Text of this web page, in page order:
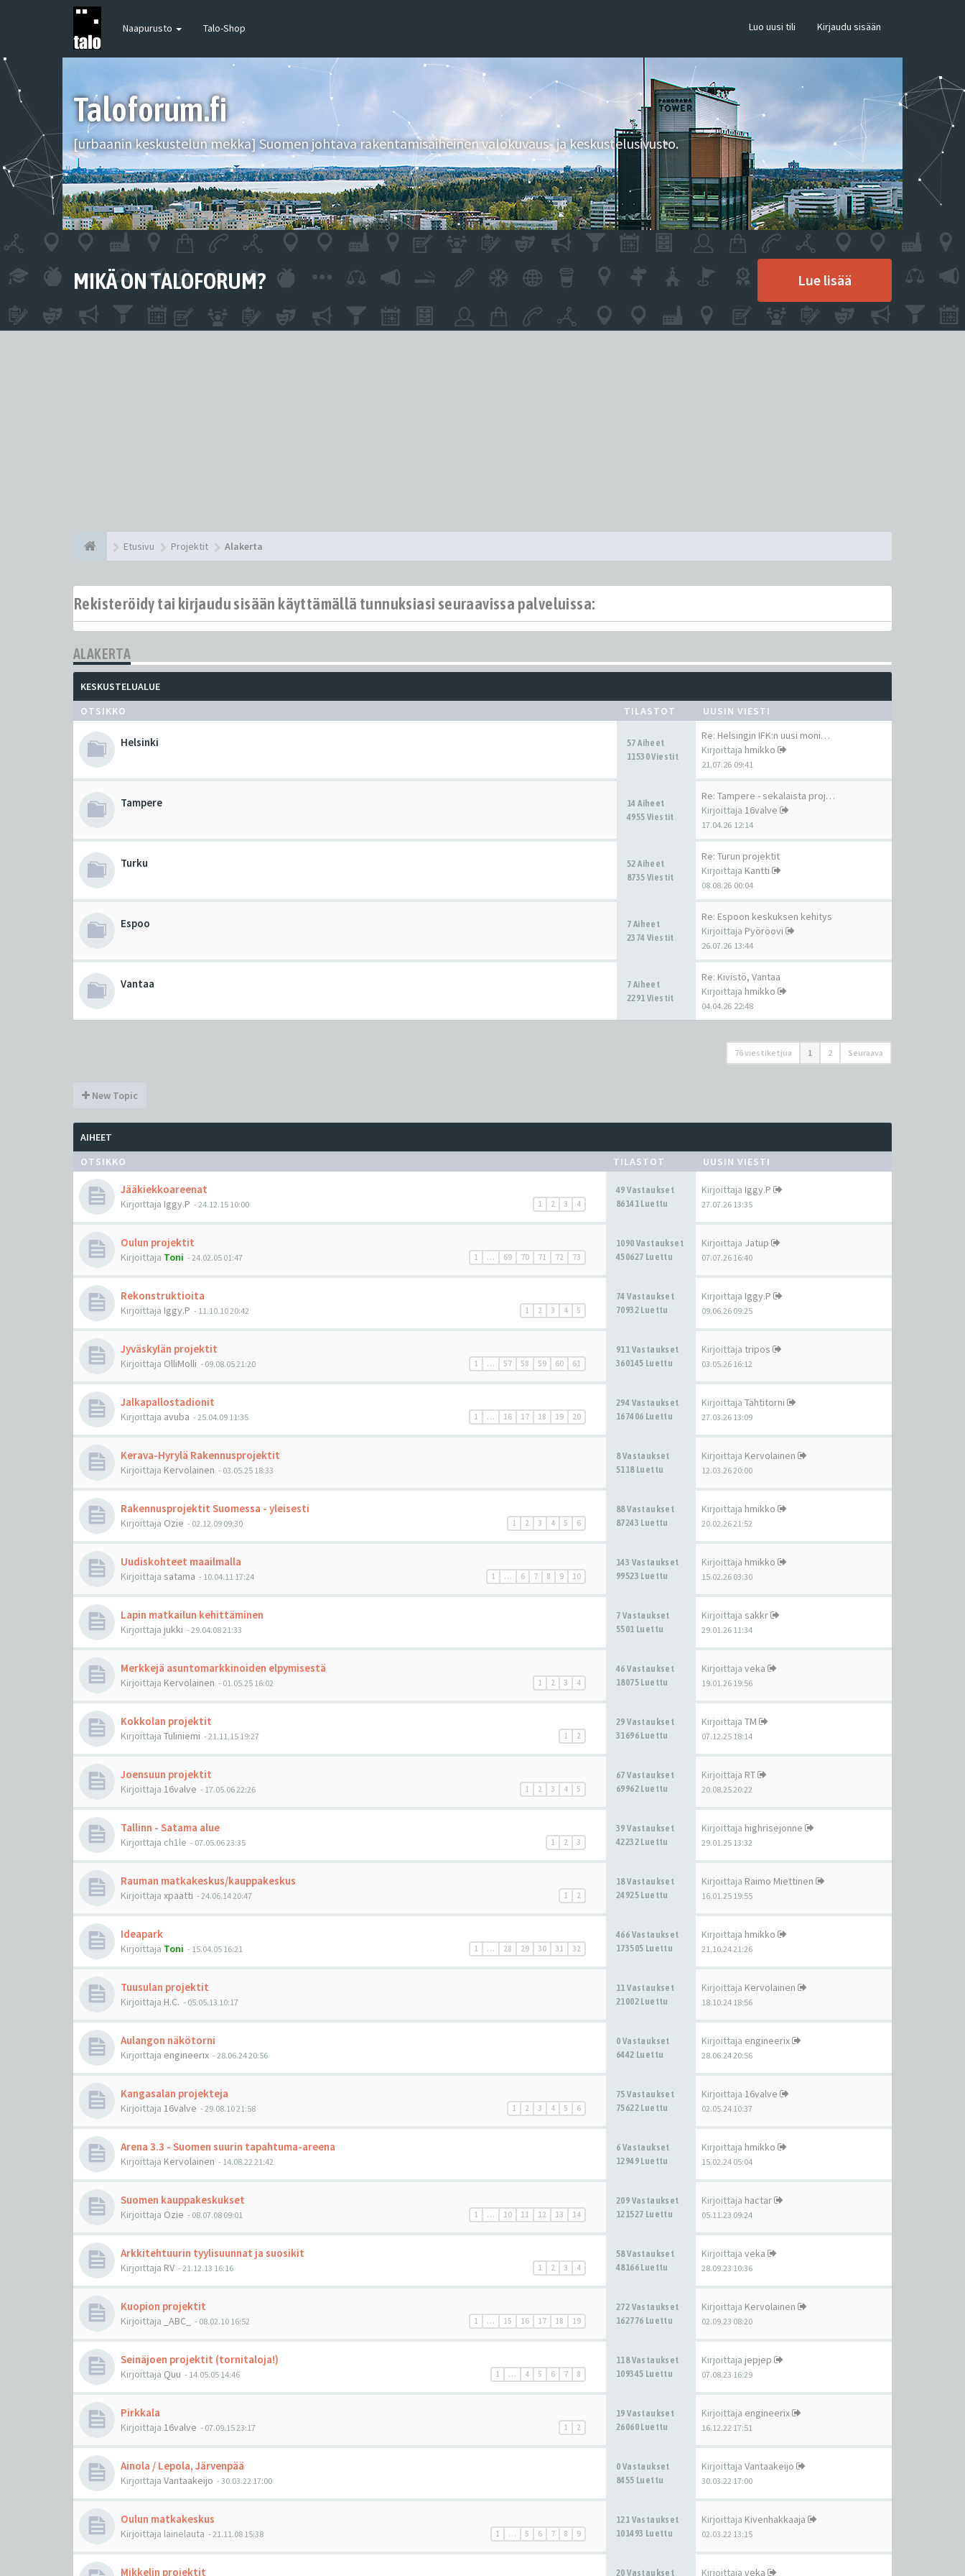
Naapurusto Talo-Shop Luo uusi tili Kirjaudu sisään
Taloforum.fi
[urbaanin keskustelun mekka] Suomen johtava rakentamisaiheinen valokuvaus- ja keskustelusivusto.
MIKÄ ON TALOFORUM? Lue lisää
Etusivu Projektit Alakerta
Rekisteröidy tai kirjaudu sisään käyttämällä tunnuksiasi seuraavissa palveluissa:
ALAKERTA
KESKUSTELUALUE
OTSIKKO
TILASTOT UUSIN VIESTI
Helsinki
57 Aiheet
11530 Viestit
Re: Helsingin IFK:n uusi moni…
Kirjoittaja hmikko
21.07.26 09:41
Tampere
14 Aiheet
4955 Viestit
Re: Tampere - sekalaista proj…
Kirjoittaja 16valve
17.04.26 12:14
Turku
52 Aiheet
8735 Viestit
Re: Turun projektit
Kirjoittaja Kantti
08.08.26 00:04
Espoo
7 Aiheet
2374 Viestit
Re: Espoon keskuksen kehitys
Kirjoittaja Pyöröovi
26.07.26 13:44
Vantaa
7 Aiheet
2291 Viestit
Re: Kivistö, Vantaa
Kirjoittaja hmikko
04.04.26 22:48
76 viestiketjua 1 2 Seuraava
New Topic
AIHEET
OTSIKKO
TILASTOT UUSIN VIESTI
Jääkiekkoareenat
1 2 3 4
Kirjoittaja Iggy.P - 24.12.15 10:00
49 Vastaukset
86141 Luettu
Kirjoittaja Iggy.P
27.07.26 13:35
Oulun projektit
1 … 69 70 71 72 73
Kirjoittaja Toni - 24.02.05 01:47
1090 Vastaukset
450627 Luettu
Kirjoittaja Jatup
07.07.26 16:40
Rekonstruktioita
1 2 3 4 5
Kirjoittaja Iggy.P - 11.10.10 20:42
74 Vastaukset
70932 Luettu
Kirjoittaja Iggy.P
09.06.26 09:25
Jyväskylän projektit
1 … 57 58 59 60 61
Kirjoittaja OlliMolli - 09.08.05 21:20
911 Vastaukset
360145 Luettu
Kirjoittaja tripos
03.05.26 16:12
Jalkapallostadionit
1 … 16 17 18 19 20
Kirjoittaja avuba - 25.04.09 11:35
294 Vastaukset
167406 Luettu
Kirjoittaja Tähtitorni
27.03.26 13:09
Kerava-Hyrylä Rakennusprojektit
Kirjoittaja Kervolainen - 03.05.25 18:33
8 Vastaukset
5118 Luettu
Kirjoittaja Kervolainen
12.03.26 20:00
Rakennusprojektit Suomessa - yleisesti
1 2 3 4 5 6
Kirjoittaja Ozie - 02.12.09 09:30
88 Vastaukset
87243 Luettu
Kirjoittaja hmikko
20.02.26 21:52
Uudiskohteet maailmalla
1 … 6 7 8 9 10
Kirjoittaja satama - 10.04.11 17:24
143 Vastaukset
99523 Luettu
Kirjoittaja hmikko
15.02.26 03:30
Lapin matkailun kehittäminen
Kirjoittaja jukki - 29.04.08 21:33
7 Vastaukset
5501 Luettu
Kirjoittaja sakkr
29.01.26 11:34
Merkkejä asuntomarkkinoiden elpymisestä
1 2 3 4
Kirjoittaja Kervolainen - 01.05.25 16:02
46 Vastaukset
18075 Luettu
Kirjoittaja veka
19.01.26 19:56
Kokkolan projektit
1 2
Kirjoittaja Tuliniemi - 21.11.15 19:27
29 Vastaukset
31696 Luettu
Kirjoittaja TM
07.12.25 18:14
Joensuun projektit
1 2 3 4 5
Kirjoittaja 16valve - 17.05.06 22:26
67 Vastaukset
69962 Luettu
Kirjoittaja RT
20.08.25 20:22
Tallinn - Satama alue
1 2 3
Kirjoittaja ch1le - 07.05.06 23:35
39 Vastaukset
42232 Luettu
Kirjoittaja highrisejonne
29.01.25 13:32
Rauman matkakeskus/kauppakeskus
1 2
Kirjoittaja xpaatti - 24.06.14 20:47
18 Vastaukset
24925 Luettu
Kirjoittaja Raimo Miettinen
16.01.25 19:55
Ideapark
1 … 28 29 30 31 32
Kirjoittaja Toni - 15.04.05 16:21
466 Vastaukset
173505 Luettu
Kirjoittaja hmikko
21.10.24 21:26
Tuusulan projektit
Kirjoittaja H.C. - 05.05.13 10:17
11 Vastaukset
21002 Luettu
Kirjoittaja Kervolainen
18.10.24 18:56
Aulangon näkötorni
Kirjoittaja engineerix - 28.06.24 20:56
0 Vastaukset
6442 Luettu
Kirjoittaja engineerix
28.06.24 20:56
Kangasalan projekteja
1 2 3 4 5 6
Kirjoittaja 16valve - 29.08.10 21:58
75 Vastaukset
75622 Luettu
Kirjoittaja 16valve
02.05.24 10:37
Arena 3.3 - Suomen suurin tapahtuma-areena
Kirjoittaja Kervolainen - 14.08.22 21:42
6 Vastaukset
12949 Luettu
Kirjoittaja hmikko
15.02.24 05:04
Suomen kauppakeskukset
1 … 10 11 12 13 14
Kirjoittaja Ozie - 08.07.08 09:01
209 Vastaukset
121527 Luettu
Kirjoittaja hactar
05.11.23 09:24
Arkkitehtuurin tyylisuunnat ja suosikit
1 2 3 4
Kirjoittaja RV - 21.12.13 16:16
58 Vastaukset
48166 Luettu
Kirjoittaja veka
28.09.23 10:36
Kuopion projektit
1 … 15 16 17 18 19
Kirjoittaja _ABC_ - 08.02.10 16:52
272 Vastaukset
162776 Luettu
Kirjoittaja Kervolainen
02.09.23 08:20
Seinäjoen projektit (tornitaloja!)
1 … 4 5 6 7 8
Kirjoittaja Quu - 14.05.05 14:46
118 Vastaukset
109345 Luettu
Kirjoittaja jepjep
07.08.23 16:29
Pirkkala
1 2
Kirjoittaja 16valve - 07.09.15 23:17
19 Vastaukset
26060 Luettu
Kirjoittaja engineerix
16.12.22 17:51
Ainola / Lepola, Järvenpää
Kirjoittaja Vantaakeijo - 30.03.22 17:00
0 Vastaukset
8455 Luettu
Kirjoittaja Vantaakeijo
30.03.22 17:00
Oulun matkakeskus
1 … 5 6 7 8 9
Kirjoittaja lainelauta - 21.11.08 15:38
121 Vastaukset
101493 Luettu
Kirjoittaja Kivenhakkaaja
02.03.22 13:15
Mikkelin projektit 20 Vastaukset Kirjoittaja veka